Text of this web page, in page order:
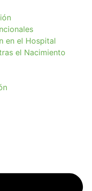
en el Hospital
el Nacimiento